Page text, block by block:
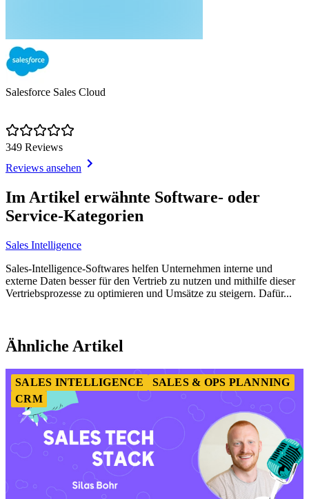
Salesforce Sales Cloud
349 Reviews
Reviews ansehen
1
of
1
Im Artikel erwähnte Software- oder
Service-Kategorien
Sales Intelligence
Sales-Intelligence-Softwares helfen Unternehmen interne und
externe Daten besser für den Vertrieb zu nutzen und mithilfe dieser
Vertriebsprozesse zu optimieren und Umsätze zu steigern. Dafür...
1
of
Ähnliche Artikel
SALES INTELLIGENCE
SALES & OPS PLANNING
CRM